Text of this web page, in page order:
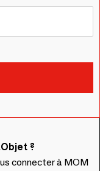
?
connecter à MOM